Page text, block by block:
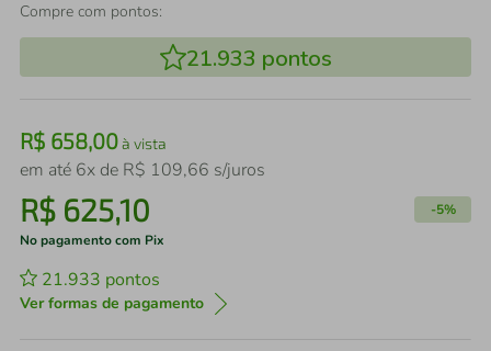
Compre com pontos:
21.933 pontos
R$ 658,00à vista
em até 6x de R$ 109,66 s/juros
R$ 625,10 -5%
No pagamento com Pix
21.933 pontos
Ver formas de pagamento